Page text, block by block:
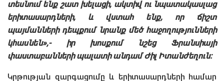
տեսնում ենք շատ խելացի, ակտիվ ու նպատակասլաց
երիտասարդների, և վստահ ենք, որ ճիշտ
պայմանների դեպքում նրանք մեծ հաջողությունների
կհասնեն»,- իր խոսքում նշեց Ֆրանսիայի
փաստաբանների պալատի անդամ Ժիլ Իտանժեղուն։
Կրթության զարգացումը և երիտասարդների համար